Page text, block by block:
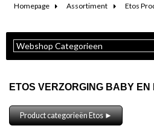
Homepage Assortiment Etos
ETOS VERZORGING BABY EN
Product categorieën Etos ►